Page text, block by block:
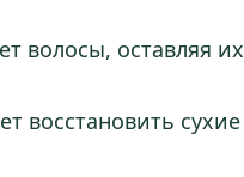
волосы, оставляя их
восстановить сухие